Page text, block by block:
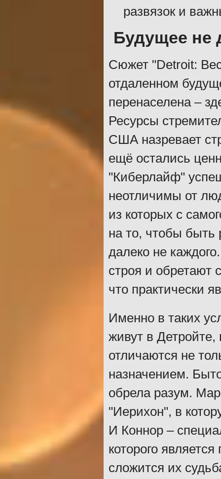
развязок и
Будущее не
Сюжет "Detroit:
отдаленном
перенаселена –
Ресурсы
США назревает
ещё остались
"Киберлайф"
неотличимы от
из которых с
на то, чтобы быть
далеко не
строя и обретают
что практически
Именно в таких
живут в
отличаются не
назначением.
обрела разум.
"Иерихон", в
И Коннор –
которого
сложится их